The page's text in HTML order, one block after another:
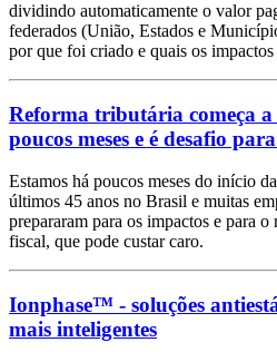
dividindo automaticamente o valor
federados (União, Estados e
por que foi criado e quais os impactos
Reforma tributária começa
poucos meses e é desafio
Estamos há poucos meses do início
últimos 45 anos no Brasil e muitas
prepararam para os impactos e para
fiscal, que pode custar caro.
Ionphase™ - soluções
mais inteligentes